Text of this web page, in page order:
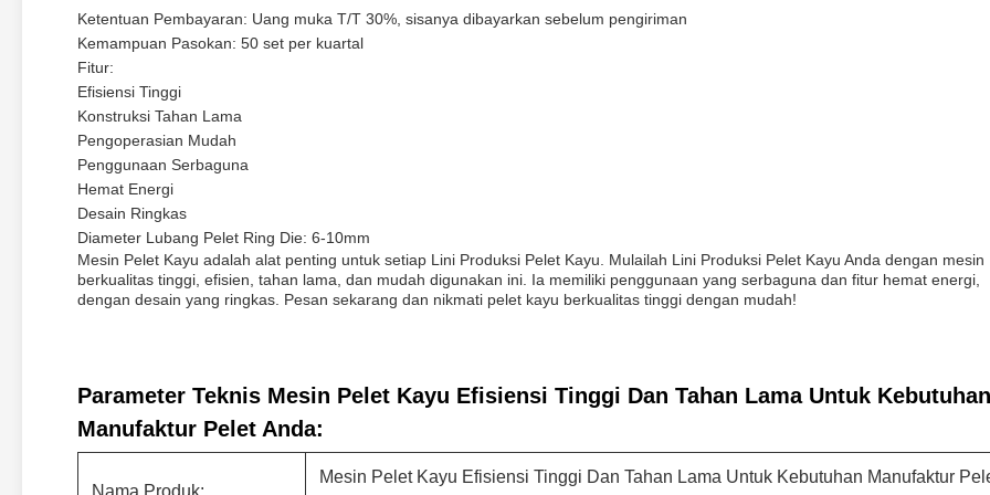
Ketentuan Pembayaran: Uang muka T/T 30%, sisanya dibayarkan sebelum pengiriman
Kemampuan Pasokan: 50 set per kuartal
Fitur:
Efisiensi Tinggi
Konstruksi Tahan Lama
Pengoperasian Mudah
Penggunaan Serbaguna
Hemat Energi
Desain Ringkas
Diameter Lubang Pelet Ring Die: 6-10mm
Mesin Pelet Kayu adalah alat penting untuk setiap Lini Produksi Pelet Kayu. Mulailah Lini Produksi Pelet Kayu Anda dengan mesin
berkualitas tinggi, efisien, tahan lama, dan mudah digunakan ini. Ia memiliki penggunaan yang serbaguna dan fitur hemat energi,
dengan desain yang ringkas. Pesan sekarang dan nikmati pelet kayu berkualitas tinggi dengan mudah!
Parameter Teknis Mesin Pelet Kayu Efisiensi Tinggi Dan Tahan Lama Untuk Kebutuhan
Manufaktur Pelet Anda:
Nama Produk:
Mesin Pelet Kayu Efisiensi Tinggi Dan Tahan Lama Untuk Kebutuhan Manufaktur